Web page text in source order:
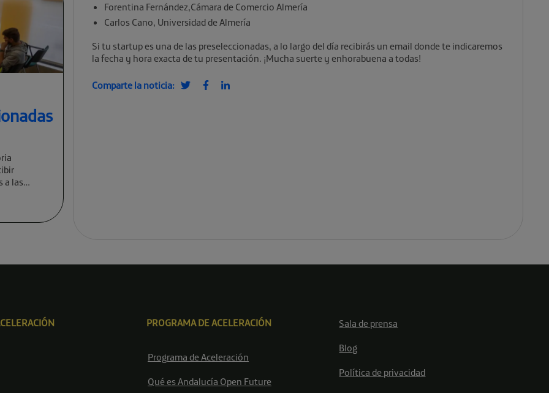
a las
Forentina Fernández,Cámara de Comercio Almería
Carlos Cano, Universidad de Almería
Si tu startup es una de las preseleccionadas, a lo largo del día recibirás un email donde te indicaremos
la fecha y hora exacta de tu presentación. ¡Mucha suerte y enhorabuena a todas!
Comparte la noticia:
PROGRAMA DE ACELERACIÓN
Programa de Aceleración
Qué es Andalucía Open Future
Sala de prensa
Blog
Política de privacidad